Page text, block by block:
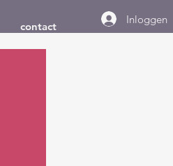
contact
Inloggen